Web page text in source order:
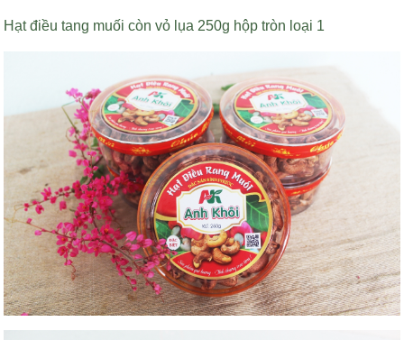
Hạt điều tang muối còn vỏ lụa 250g hộp tròn loại 1